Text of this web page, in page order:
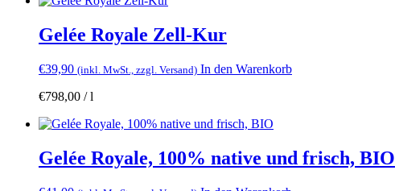
Gelée Royale Zell-Kur
€39,90 (inkl. MwSt., zzgl. Versand) In den Warenkorb
€798,00 /l
Gelée Royale, 100% native und frisch, BIO